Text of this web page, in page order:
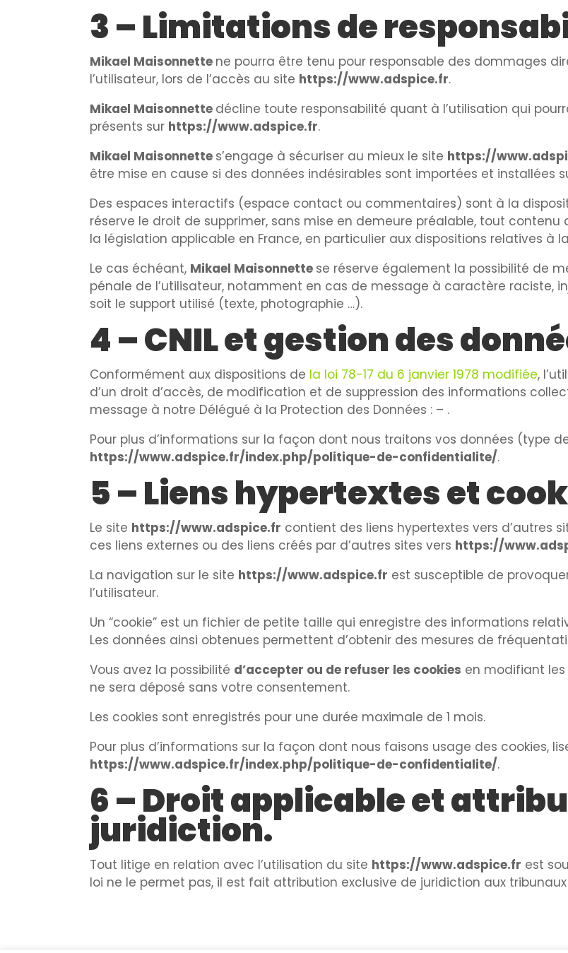
3 – Limitations de
Mikael Maisonnette ne pourra être tenu pour responsable des dommages
l’utilisateur, lors de l’accès au site https://www.adspice.fr.
Mikael Maisonnette décline toute responsabilité quant à l’utilisation qui
présents sur https://www.adspice.fr.
Mikael Maisonnette s’engage à sécuriser au mieux le site https://
être mise en cause si des données indésirables sont importées et installées
Des espaces interactifs (espace contact ou commentaires) sont à la
réserve le droit de supprimer, sans mise en demeure préalable, tout
la législation applicable en France, en particulier aux dispositions relatives à
Le cas échéant, Mikael Maisonnette se réserve également la possibilité de
pénale de l’utilisateur, notamment en cas de message à caractère raciste,
soit le support utilisé (texte, photographie …).
4 – CNIL et gestion des
Conformément aux dispositions de la loi 78-17 du 6 janvier 1978 modifiée,
d’un droit d’accès, de modification et de suppression des informations
message à notre Délégué à la Protection des Données : – .
Pour plus d’informations sur la façon dont nous traitons vos données (type
https://www.adspice.fr/index.php/politique-de-confidentialite/.
5 – Liens hypertextes et
Le site https://www.adspice.fr contient des liens hypertextes vers d’autres
ces liens externes ou des liens créés par d’autres sites vers https://
La navigation sur le site https://www.adspice.fr est susceptible de
l’utilisateur.
Un “cookie” est un fichier de petite taille qui enregistre des informations
Les données ainsi obtenues permettent d’obtenir des mesures de
Vous avez la possibilité d’accepter ou de refuser les cookies en modifiant
ne sera déposé sans votre consentement.
Les cookies sont enregistrés pour une durée maximale de 1 mois.
Pour plus d’informations sur la façon dont nous faisons usage des cookies,
https://www.adspice.fr/index.php/politique-de-confidentialite/.
6 – Droit applicable et
juridiction.
Tout litige en relation avec l’utilisation du site https://www.adspice.fr est
loi ne le permet pas, il est fait attribution exclusive de juridiction aux